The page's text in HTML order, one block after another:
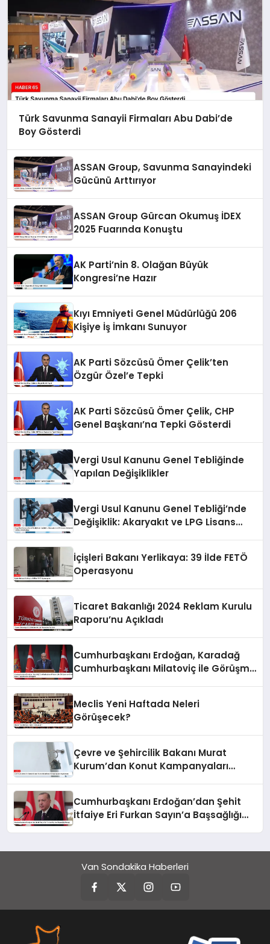
Türk Savunma Sanayii Firmaları Abu Dabi’de
Boy Gösterdi
ASSAN Group, Savunma Sanayindeki
Gücünü Arttırıyor
ASSAN Group Gürcan Okumuş İDEX
2025 Fuarında Konuştu
AK Parti’nin 8. Olağan Büyük
Kongresi’ne Hazır
Kıyı Emniyeti Genel Müdürlüğü 206
Kişiye İş İmkanı Sunuyor
AK Parti Sözcüsü Ömer Çelik’ten
Özgür Özel’e Tepki
AK Parti Sözcüsü Ömer Çelik, CHP
Genel Başkanı’na Tepki Gösterdi
Vergi Usul Kanunu Genel Tebliğinde
Yapılan Değişiklikler
Vergi Usul Kanunu Genel Tebliği’nde
Değişiklik: Akaryakıt ve LPG Lisans
İçişleri Bakanı Yerlikaya: 39 İlde FETÖ
Operasyonu
Ticaret Bakanlığı 2024 Reklam Kurulu
Raporu’nu Açıkladı
Cumhurbaşkanı Erdoğan, Karadağ
Cumhurbaşkanı Milatoviç ile Görüşme
Meclis Yeni Haftada Neleri
Görüşecek?
Çevre ve Şehircilik Bakanı Murat
Kurum’dan Konut Kampanyaları
Cumhurbaşkanı Erdoğan’dan Şehit
İtfaiye Eri Furkan Sayın’a Başsağlığı
Van Sondakika Haberleri